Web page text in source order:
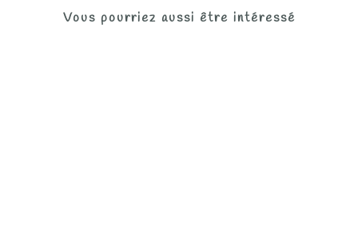
Vous pourriez aussi être intéressé